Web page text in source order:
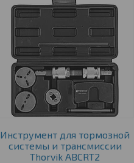
Инструмент для тормозной
системы и трансмиссии
Thorvik ABCRT2